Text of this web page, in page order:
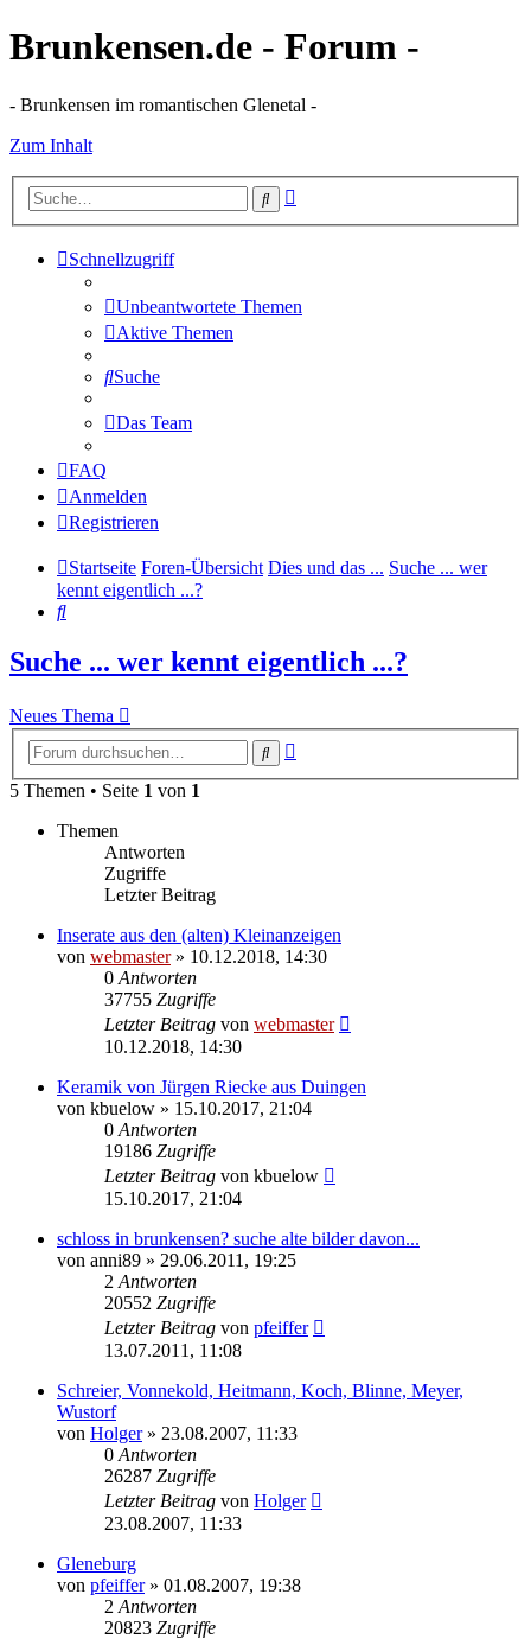
Brunkensen.de - Forum -
- Brunkensen im romantischen Glenetal -
Zum Inhalt
Suche
Schnellzugriff
Unbeantwortete Themen
Aktive Themen
Suche
Das Team
FAQ
Anmelden
Registrieren
Startseite Foren-Übersicht Dies und das ... Suche ... wer
kennt eigentlich ...?
Suche
Suche ... wer kennt eigentlich ...?
Neues Thema
Suche
5 Themen • Seite 1 von 1
Themen
Antworten
Zugriffe
Letzter Beitrag
Inserate aus den (alten) Kleinanzeigen
von webmaster» 10.12.2018, 14:30
0 Antworten
37755 Zugriffe
Letzter Beitrag von webmaster
10.12.2018, 14:30
Keramik von Jürgen Riecke aus Duingen
von kbuelow » 15.10.2017, 21:04
0 Antworten
19186 Zugriffe
Letzter Beitrag von kbuelow
15.10.2017, 21:04
schloss in brunkensen? suche alte bilder davon...
von anni89 » 29.06.2011, 19:25
2 Antworten
20552 Zugriffe
Letzter Beitrag von pfeiffer
13.07.2011, 11:08
Schreier, Vonnekold, Heitmann, Koch, Blinne, Meyer,
Wustorf
von Holger» 23.08.2007, 11:33
0 Antworten
26287 Zugriffe
Letzter Beitrag von Holger
23.08.2007, 11:33
Gleneburg
von pfeiffer» 01.08.2007, 19:38
2 Antworten
20823 Zugriffe